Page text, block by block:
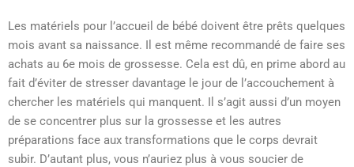
Les matériels pour l’accueil de bébé doivent être prêts quelques
mois avant sa naissance. Il est même recommandé de faire ses
achats au 6e mois de grossesse. Cela est dû, en prime abord au
fait d’éviter de stresser davantage le jour de l’accouchement à
chercher les matériels qui manquent. Il s’agit aussi d’un moyen
de se concentrer plus sur la grossesse et les autres
préparations face aux transformations que le corps devrait
subir. D’autant plus, vous n’auriez plus à vous soucier de